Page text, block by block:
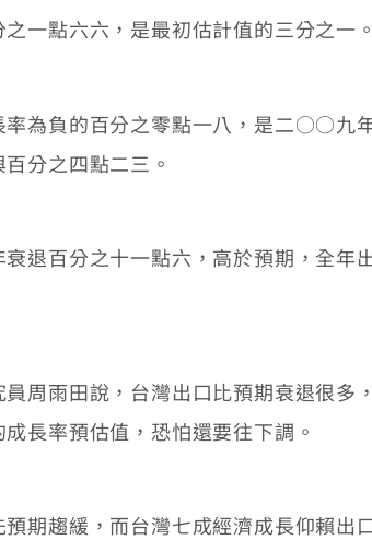
一點六六，是最初估計值的三分之一。
為負的百分之零點一八，是二○○九
分之四點二三。
百分之十一點六，高於預期，全年
雨田說，台灣出口比預期衰退很多
長率預估值，恐怕還要往下調。
趨緩，而台灣七成經濟成長仰賴出